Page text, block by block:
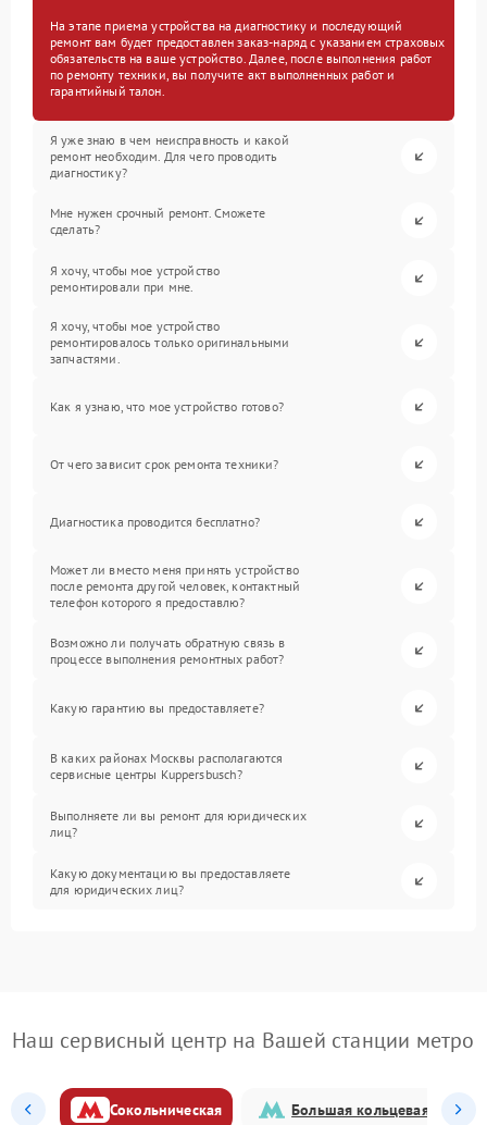
На этапе приема устройства на диагностику и последующий
ремонт вам будет предоставлен заказ-наряд с указанием страховых
обязательств на ваше устройство. Далее, после выполнения работ
по ремонту техники, вы получите акт выполненных работ и
гарантийный талон.
Я уже знаю в чем неисправность и какой
ремонт необходим. Для чего проводить
диагностику?
Мне нужен срочный ремонт. Сможете
сделать?
Я хочу, чтобы мое устройство
ремонтировали при мне.
Я хочу, чтобы мое устройство
ремонтировалось только оригинальными
запчастями.
Как я узнаю, что мое устройство готово?
От чего зависит срок ремонта техники?
Диагностика проводится бесплатно?
Может ли вместо меня принять устройство
после ремонта другой человек, контактный
телефон которого я предоставлю?
Возможно ли получать обратную связь в
процессе выполнения ремонтных работ?
Какую гарантию вы предоставляете?
В каких районах Москвы располагаются
сервисные центры Kuppersbusch?
Выполняете ли вы ремонт для юридических
лиц?
Какую документацию вы предоставляете
для юридических лиц?
Наш сервисный центр на Вашей станции метро
Сокольническая Большая кольцевая